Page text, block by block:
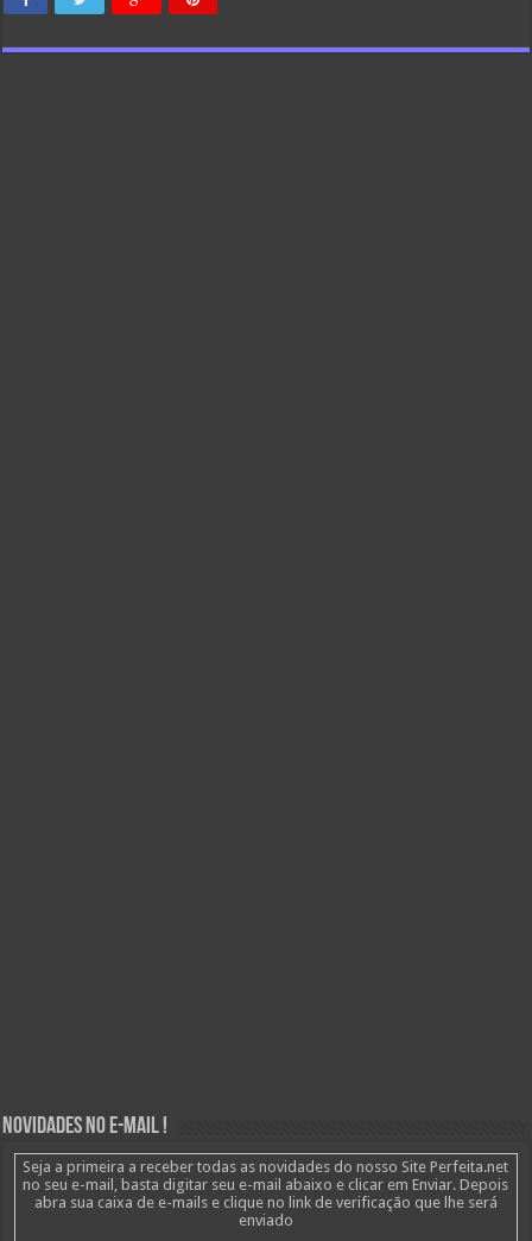
Novidades no E-mail !
Seja a primeira a receber todas as novidades do nosso Site Perfeita.net
no seu e-mail, basta digitar seu e-mail abaixo e clicar em Enviar. Depois
abra sua caixa de e-mails e clique no link de verificação que lhe será
enviado